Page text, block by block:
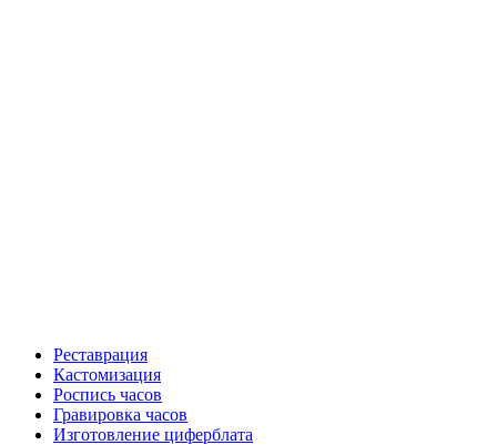
Реставрация
Кастомизация
Роспись часов
Гравировка часов
Изготовление циферблата